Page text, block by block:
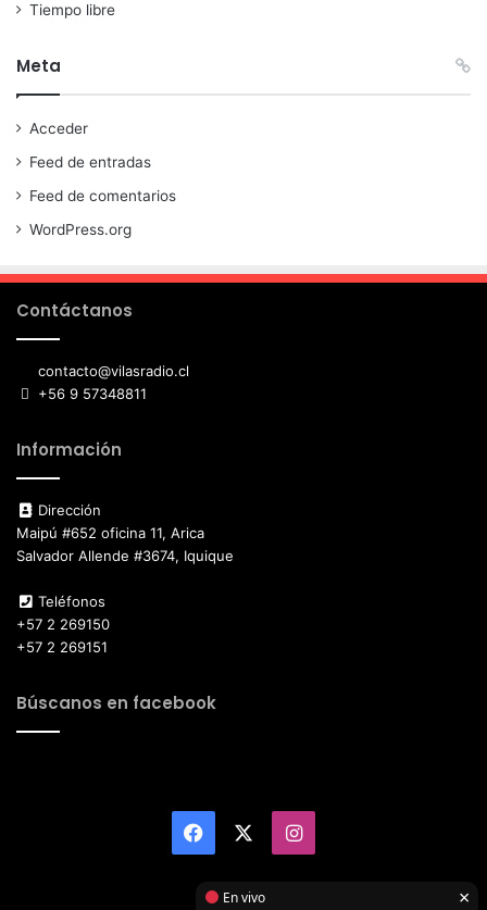
Tiempo libre
Meta
Acceder
Feed de entradas
Feed de comentarios
WordPress.org
Contáctanos
contacto@vilasradio.cl
+56 9 57348811
Información
Dirección
Maipú #652 oficina 11, Arica
Salvador Allende #3674, Iquique
Teléfonos
+57 2 269150
+57 2 269151
Búscanos en facebook
Facebook Instagram
En vivo ×